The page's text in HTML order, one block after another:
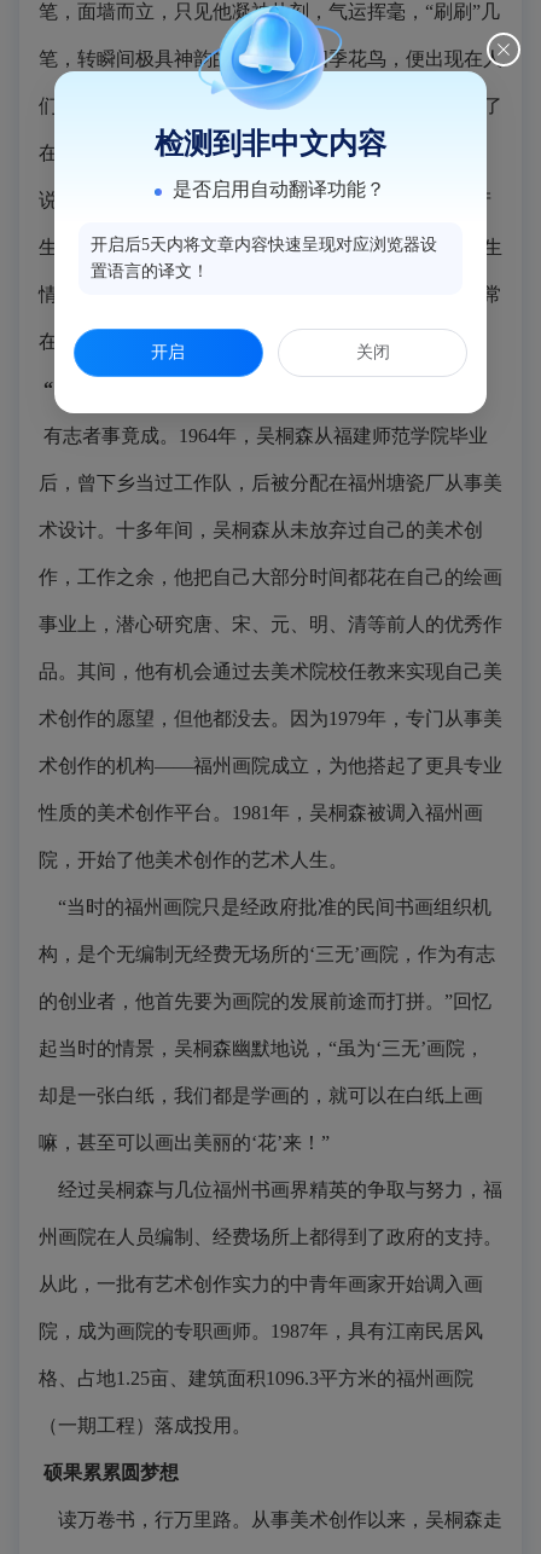
笔，面墙而立，只见他凝神片刻，气运挥毫，“刷刷”几
笔，转瞬间极具神韵的四条屏的四季花鸟，便出现在人
们面前，触手可得。其作画的潇洒大气之状深深震撼了
在场所有师生。回想起大学的恩师，吴桐森感慨地
说，“宋省予老师平和为人洒脱作画令人折服，对我产
生了重大影响，我和几个同学都与他结成了深厚的师生
情谊，除了跟随老师去郊外写生、品画赏画外，还经常
在老师的小屋内，饮酒吟诗品茗。”
“白纸”画“花” 勤学画
有志者事竟成。1964年，吴桐森从福建师范学院毕业
后，曾下乡当过工作队，后被分配在福州塘瓷厂从事美
术设计。十多年间，吴桐森从未放弃过自己的美术创
作，工作之余，他把自己大部分时间都花在自己的绘画
事业上，潜心研究唐、宋、元、明、清等前人的优秀作
品。其间，他有机会通过去美术院校任教来实现自己美
术创作的愿望，但他都没去。因为1979年，专门从事美
术创作的机构——福州画院成立，为他搭起了更具专业
性质的美术创作平台。1981年，吴桐森被调入福州画
院，开始了他美术创作的艺术人生。
“当时的福州画院只是经政府批准的民间书画组织机
构，是个无编制无经费无场所的‘三无’画院，作为有志
的创业者，他首先要为画院的发展前途而打拼。”回忆
起当时的情景，吴桐森幽默地说，“虽为‘三无’画院，
却是一张白纸，我们都是学画的，就可以在白纸上画
嘛，甚至可以画出美丽的‘花’来！”
经过吴桐森与几位福州书画界精英的争取与努力，福
州画院在人员编制、经费场所上都得到了政府的支持。
从此，一批有艺术创作实力的中青年画家开始调入画
院，成为画院的专职画师。1987年，具有江南民居风
格、占地1.25亩、建筑面积1096.3平方米的福州画院
（一期工程）落成投用。
硕果累累圆梦想
读万卷书，行万里路。从事美术创作以来，吴桐森走
检测到非中文内容
是否启用自动翻译功能？
开启后5天内将文章内容快速呈现对应浏览器设
置语言的译文！
开启 关闭